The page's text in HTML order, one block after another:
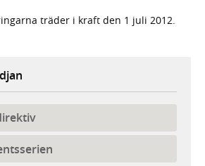
träder i kraft den 1 juli 2012.